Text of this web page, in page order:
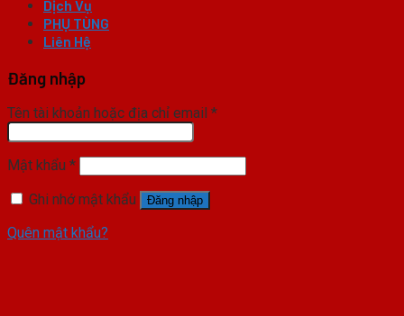
Dịch Vụ
PHỤ TÙNG
Liên Hệ
Đăng nhập
Tên tài khoản hoặc địa chỉ email *
Mật khẩu *
Ghi nhớ mật khẩu
Đăng nhập
Quên mật khẩu?